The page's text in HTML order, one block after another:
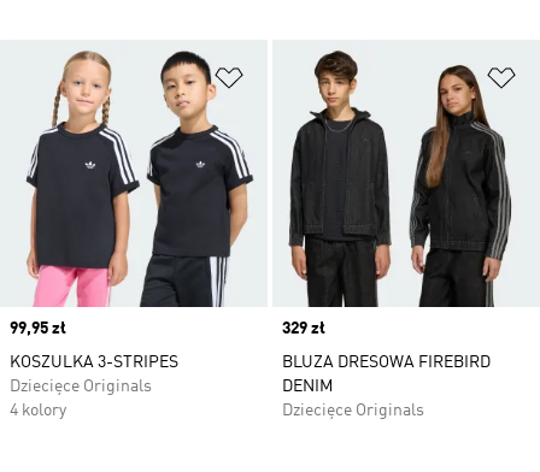
Dodaj do listy życzeń
Price
99,95 zł
KOSZULKA 3-STRIPES
Dziecięce Originals
4 kolory
Price
329 zł
BLUZA DRESOWA FIREBIRD
DENIM
Dziecięce Originals